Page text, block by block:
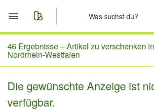
Start
Merkliste
Nachrichten
46 Ergebnisse –Artikel zu verschenken
Nordrhein-Westfalen
Die gewünschte Anzeige ist
verfügbar.